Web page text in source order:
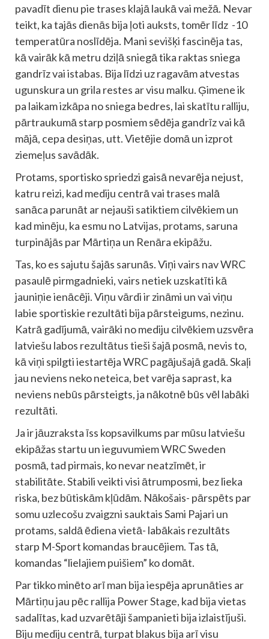
pavadīt dienu pie trases klajā laukā vai mežā. Nevar
teikt, ka tajās dienās bija ļoti auksts, tomēr līdz -10
temperatūra noslīdēja. Mani sevišķi fascinēja tas,
kā vairāk kā metru dziļā sniegā tika raktas sniega
gandrīz vai istabas. Bija līdzi uz ragavām atvestas
ugunskura un grila restes ar visu malku. Ģimene ik
pa laikam izkāpa no sniega bedres, lai skatītu ralliju,
pārtraukumā starp posmiem sēdēja gandrīz vai kā
mājā, cepa desiņas, utt. Vietējie domā un izprot
ziemeļus savādāk.
Protams, sportisko spriedzi gaisā nevarēja nejust,
katru reizi, kad mediju centrā vai trases malā
sanāca parunāt ar nejauši satiktiem cilvēkiem un
kad minēju, ka esmu no Latvijas, protams, saruna
turpinājās par Mārtiņa un Renāra ekipāžu.
Tas, ko es sajutu šajās sarunās. Viņi vairs nav WRC
pasaulē pirmgadnieki, vairs netiek uzskatīti kā
jauniņie ienācēji. Viņu vārdi ir zināmi un vai viņu
labie sportiskie rezultāti bija pārsteigums, nezinu.
Katrā gadījumā, vairāki no mediju cilvēkiem uzsvēra
latviešu labos rezultātus tieši šajā posmā, nevis to,
kā viņi spilgti iestartēja WRC pagājušajā gadā. Skaļi
jau neviens neko neteica, bet varēja saprast, ka
neviens nebūs pārsteigts, ja nākotnē būs vēl labāki
rezultāti.
Ja ir jāuzraksta īss kopsavilkums par mūsu latviešu
ekipāžas startu un ieguvumiem WRC Sweden
posmā, tad pirmais, ko nevar neatzīmēt, ir
stabilitāte. Stabili veikti visi ātrumposmi, bez lieka
riska, bez būtiskām kļūdām. Nākošais- pārspēts par
somu uzlecošu zvaigzni sauktais Sami Pajari un
protams, saldā ēdiena vietā- labākais rezultāts
starp M-Sport komandas braucējiem. Tas tā,
komandas “lielajiem puišiem” ko domāt.
Par tikko minēto arī man bija iespēja aprunāties ar
Mārtiņu jau pēc rallija Power Stage, kad bija vietas
sadalītas, kad uzvarētāji šampanieti bija izlaistījuši.
Biju mediju centrā, turpat blakus bija arī visu